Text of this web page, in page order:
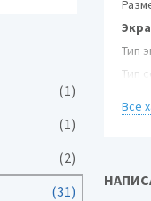
Тип
Тип
Все
(1)
(1)
(2)
(31)